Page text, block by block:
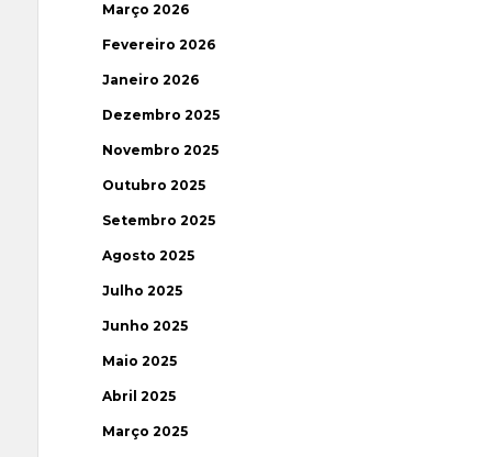
Março 2026
Fevereiro 2026
Janeiro 2026
Dezembro 2025
Novembro 2025
Outubro 2025
Setembro 2025
Agosto 2025
Julho 2025
Junho 2025
Maio 2025
Abril 2025
Março 2025